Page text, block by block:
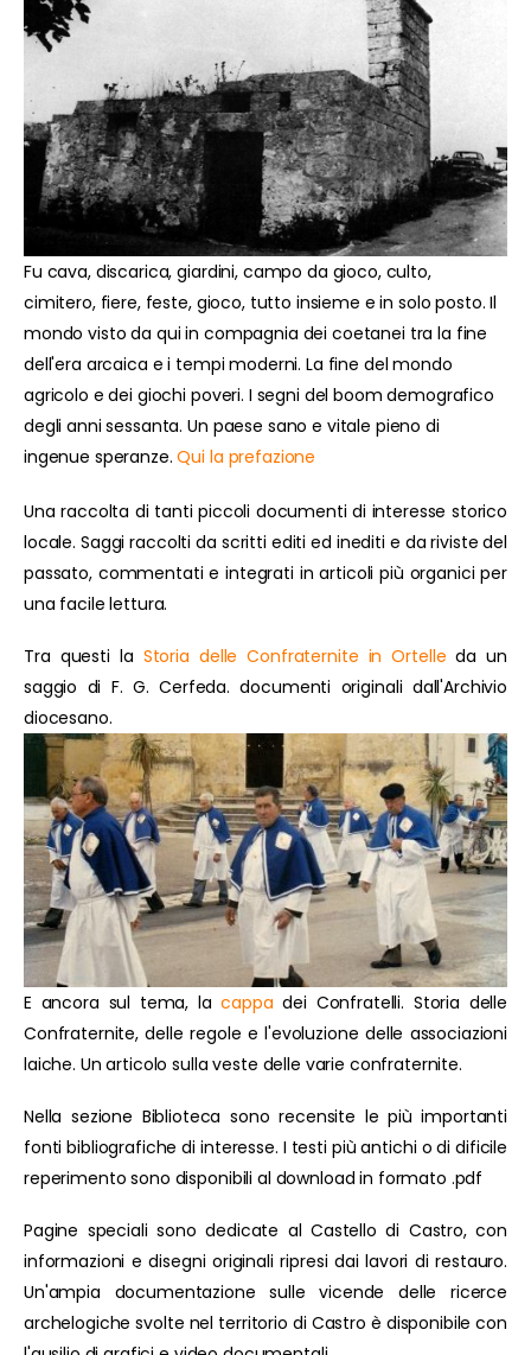
Fu cava, discarica, giardini, campo da gioco, culto,
cimitero, fiere, feste, gioco, tutto insieme e in solo posto. Il
mondo visto da qui in compagnia dei coetanei tra la fine
dell'era arcaica e i tempi moderni. La fine del mondo
agricolo e dei giochi poveri. I segni del boom demografico
degli anni sessanta. Un paese sano e vitale pieno di
ingenue speranze.Qui la prefazione
Una raccolta di tanti piccoli documenti di interesse storico
locale. Saggi raccolti da scritti editi ed inediti e da riviste del
passato, commentati e integrati in articoli più organici per
una facile lettura.
Tra questi la Storia delle Confraternite in Ortelle da un
saggio di F. G. Cerfeda. documenti originali dall'Archivio
diocesano.
E ancora sul tema, lacappa dei Confratelli. Storia delle
Confraternite, delle regole e l'evoluzione delle associazioni
laiche. Un articolo sulla veste delle varie confraternite.
Nella sezione Biblioteca sono recensite le più importanti
fonti bibliografiche di interesse. I testi più antichi o di dificile
reperimento sono disponibili al download in formato .pdf
Pagine speciali sono dedicate al Castello di Castro, con
informazioni e disegni originali ripresi dai lavori di restauro.
Un'ampia documentazione sulle vicende delle ricerce
archelogiche svolte nel territorio di Castro è disponibile con